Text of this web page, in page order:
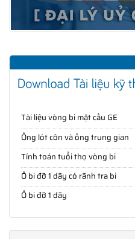
Tài liệu vòng bi mặt cầu GE
Ống lót côn và ống trung gian
Tính toán tuổi thọ vòng bi
Ổ bi đỡ 1 dãy có rãnh tra bi
Ổ bi đỡ 1 dãy